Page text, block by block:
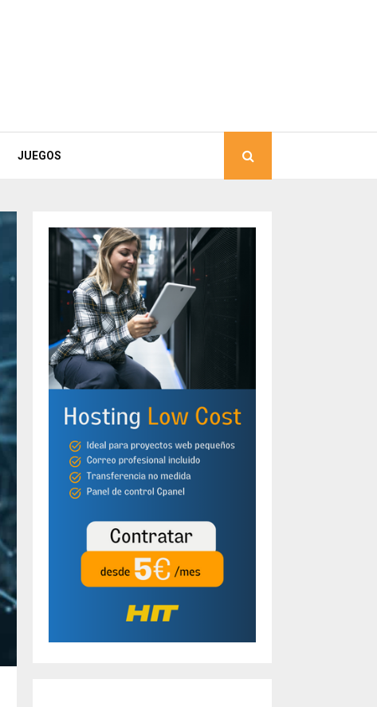
JUEGOS